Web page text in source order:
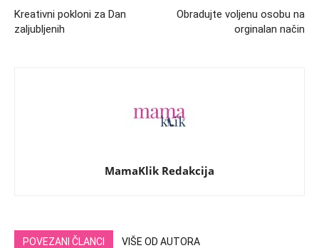
Kreativni pokloni za Dan
zaljubljenih
Obradujte voljenu osobu na
orginalan način
MamaKlik Redakcija
POVEZANI ČLANCI VIŠE OD AUTORA